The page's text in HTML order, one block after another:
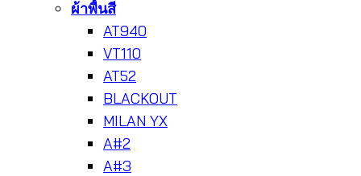
ผ้าพื้นสี
AT940
VT110
AT52
BLACKOUT
MILAN YX
A#2
A#3